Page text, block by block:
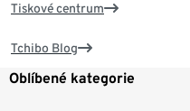
Tiskové centrum
Tchibo Blog
Oblíbené kategorie